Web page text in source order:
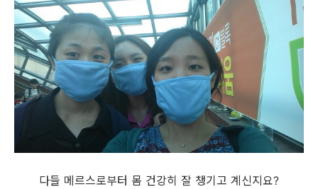
다들 메르스로부터 몸 건강히 잘 챙기고 계신지요?